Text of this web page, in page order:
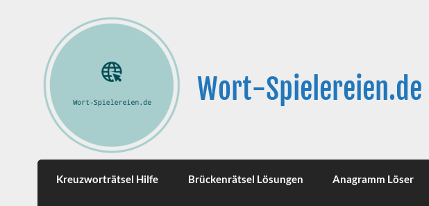
Wort-Spielereien.de
Kreuzworträtsel Hilfe Brückenrätsel Lösungen Anagramm Löser